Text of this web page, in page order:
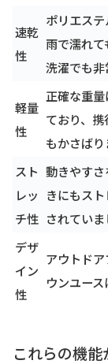
速乾
性
ポリエス
雨で濡れ
洗濯でも非
軽量
性
正確な重
ており、
もかさばり
スト
レッ
チ性
動きやす
きにもス
されていま
デザ
イン
性
アウトド
ウンユース
これらの機